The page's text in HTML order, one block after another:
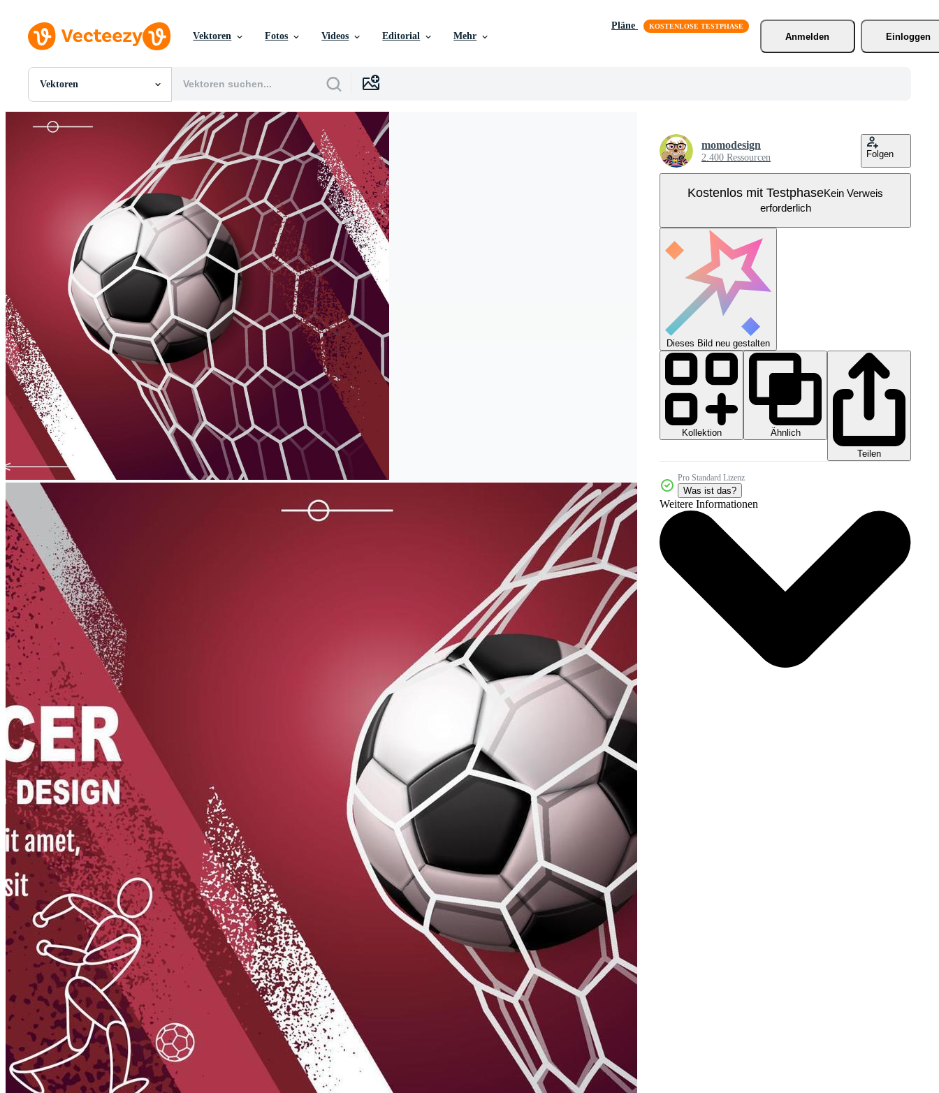
Vektoren Fotos Videos Editorial Mehr
Pläne
Anmelden
Einloggen
Vektoren
Alle Bilder
PNGs
Motion Graphics
Redaktionelle Bilder
Redaktionelle Ereignisse
momodesign
2.400 Ressourcen Folgen
Kostenlos mit TestphaseKein Verweis
erforderlich
Dieses Bild neu gestalten
Kollektion
Ähnlich
Teilen
Pro Standard Lizenz
Was ist das?
Weitere Informationen